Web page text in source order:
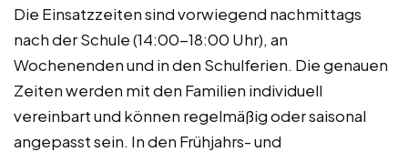
Die Einsatzzeiten sind vorwiegend nachmittags
nach der Schule (14:00-18:00 Uhr), an
Wochenenden und in den Schulferien. Die genauen
Zeiten werden mit den Familien individuell
vereinbart und können regelmäßig oder saisonal
angepasst sein. In den Frühjahrs- und